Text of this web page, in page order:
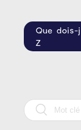
Que
Z